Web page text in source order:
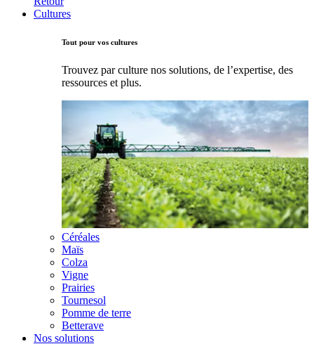
Cultures
Tout pour vos cultures
Trouvez par culture nos solutions, de l’expertise, des
ressources et plus.
Céréales
Maïs
Colza
Vigne
Prairies
Tournesol
Pomme de terre
Betterave
Nos solutions